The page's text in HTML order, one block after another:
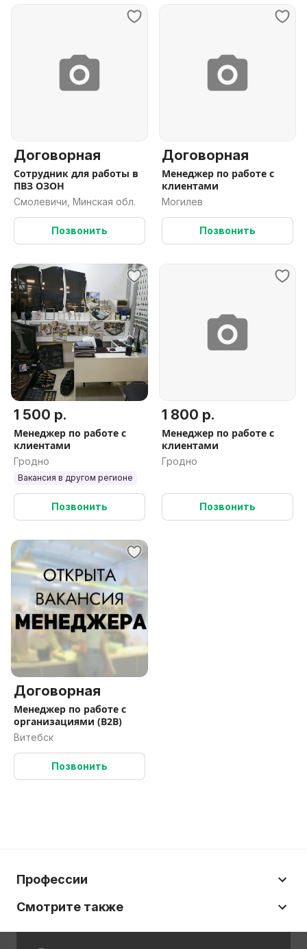
Договорная
Сотрудник для работы в
ПВЗ ОЗОН
Смолевичи, Минская обл.
Позвонить
Договорная
Менеджер по работе с
клиентами
Могилев
Позвонить
1 500 р.
Менеджер по работе с
клиентами
Гродно
Вакансия в другом регионе
Позвонить
1 800 р.
Менеджер по работе с
клиентами
Гродно
Позвонить
Договорная
Менеджер по работе с
организациями (B2B)
Витебск
Позвонить
Профессии
Смотрите также